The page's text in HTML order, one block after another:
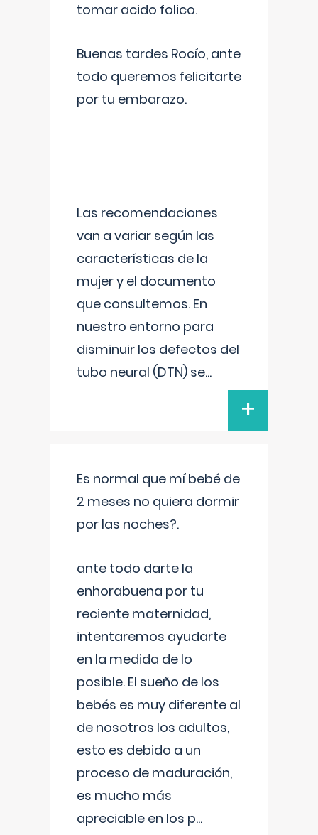
tomar acido folico.
Buenas tardes Rocío, ante
todo queremos felicitarte
por tu embarazo.
Las recomendaciones
van a variar según las
características de la
mujer y el documento
que consultemos. En
nuestro entorno para
disminuir los defectos del
tubo neural (DTN) se...
+
Es normal que mí bebé de
2 meses no quiera dormir
por las noches?.
ante todo darte la
enhorabuena por tu
reciente maternidad,
intentaremos ayudarte
en la medida de lo
posible. El sueño de los
bebés es muy diferente al
de nosotros los adultos,
esto es debido a un
proceso de maduración,
es mucho más
apreciable en los p...